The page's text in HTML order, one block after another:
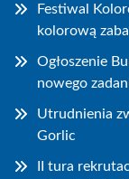
Festiwal
kolorową
Ogłoszenie
nowego
Utrudnienia
Gorlic
II tura